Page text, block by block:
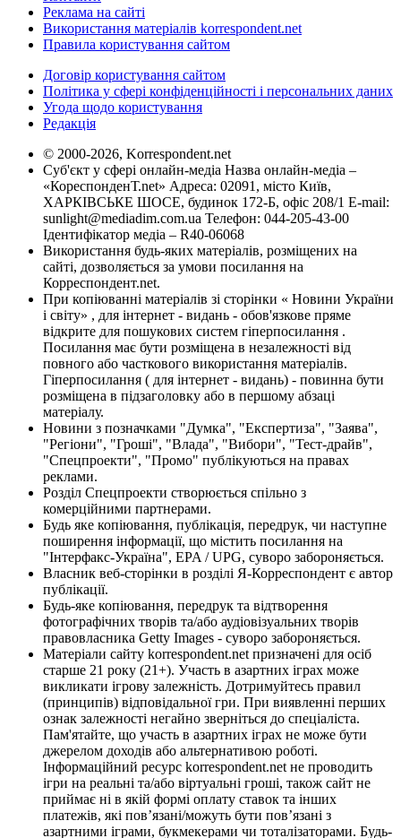
Реклама на сайті
Використання матеріалів korrespondent.net
Правила користування сайтом
Договір користування сайтом
Політика у сфері конфіденційності і персональних даних
Угода щодо користування
Редакція
© 2000-2026, Korrespondent.net
Суб'єкт у сфері онлайн-медіа Назва онлайн-медіа –
«КореспонденТ.net» Адреса: 02091, місто Київ,
ХАРКІВСЬКЕ ШОСЕ, будинок 172-Б, офіс 208/1 E-mail:
sunlight@mediadim.com.ua Телефон: 044-205-43-00
Ідентифікатор медіа – R40-06068
Використання будь-яких матеріалів, розміщених на
сайті, дозволяється за умови посилання на
Корреспондент.net.
При копіюванні матеріалів зі сторінки « Новини України
і світу» , для інтернет - видань - обов'язкове пряме
відкрите для пошукових систем гіперпосилання .
Посилання має бути розміщена в незалежності від
повного або часткового використання матеріалів.
Гіперпосилання ( для інтернет - видань) - повинна бути
розміщена в підзаголовку або в першому абзаці
матеріалу.
Новини з позначками "Думка", "Експертиза", "Заява",
"Регіони", "Гроші", "Влада", "Вибори", "Тест-драйв",
"Спецпроекти", "Промо" публікуються на правах
реклами.
Розділ Спецпроекти створюється спільно з
комерційними партнерами.
Будь яке копіювання, публікація, передрук, чи наступне
поширення інформації, що містить посилання на
"Інтерфакс-Україна", EPA / UPG, суворо забороняється.
Власник веб-сторінки в розділі Я-Корреспондент є автор
публікації.
Будь-яке копіювання, передрук та відтворення
фотографічних творів та/або аудіовізуальних творів
правовласника Getty Images - суворо забороняється.
Матеріали сайту korrespondent.net призначені для осіб
старше 21 року (21+). Участь в азартних іграх може
викликати ігрову залежність. Дотримуйтесь правил
(принципів) відповідальної гри. При виявленні перших
ознак залежності негайно зверніться до спеціаліста.
Пам'ятайте, що участь в азартних іграх не може бути
джерелом доходів або альтернативою роботі.
Інформаційний ресурс korrespondent.net не проводить
ігри на реальні та/або віртуальні гроші, також сайт не
приймає ні в якій формі оплату ставок та інших
платежів, які пов’язані/можуть бути пов’язані з
азартними іграми, букмекерами чи тоталізаторами. Будь-